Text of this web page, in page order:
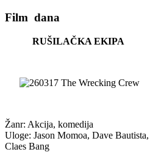
Film dana
RUŠILAČKA EKIPA
Žanr: Akcija, komedija
Uloge: Jason Momoa, Dave Bautista,
Claes Bang